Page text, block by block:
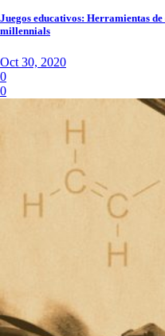
Juegos educativos: Herramientas
millennials
Oct 30, 2020
0
0